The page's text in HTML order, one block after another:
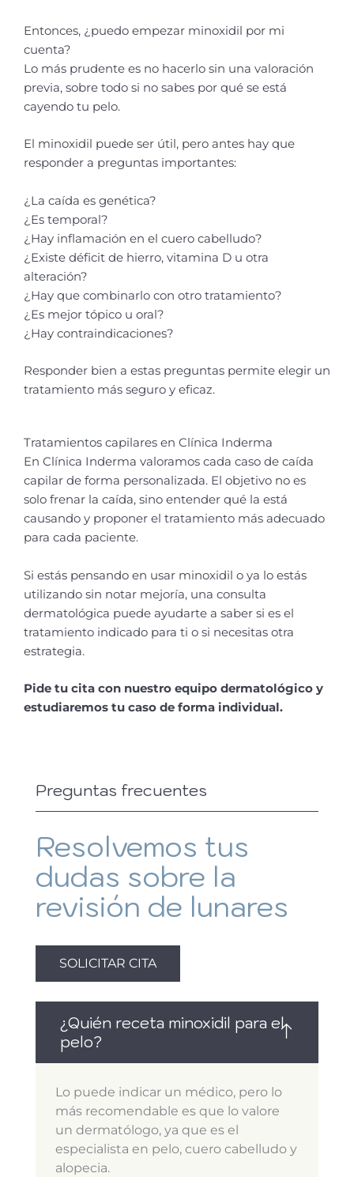
Entonces, ¿puedo empezar minoxidil por mi
cuenta?
Lo más prudente es no hacerlo sin una valoración
previa, sobre todo si no sabes por qué se está
cayendo tu pelo.
El minoxidil puede ser útil, pero antes hay que
responder a preguntas importantes:
¿La caída es genética?
¿Es temporal?
¿Hay inflamación en el cuero cabelludo?
¿Existe déficit de hierro, vitamina D u otra
alteración?
¿Hay que combinarlo con otro tratamiento?
¿Es mejor tópico u oral?
¿Hay contraindicaciones?
Responder bien a estas preguntas permite elegir un
tratamiento más seguro y eficaz.
Tratamientos capilares en Clínica Inderma
En Clínica Inderma valoramos cada caso de caída
capilar de forma personalizada. El objetivo no es
solo frenar la caída, sino entender qué la está
causando y proponer el tratamiento más adecuado
para cada paciente.
Si estás pensando en usar minoxidil o ya lo estás
utilizando sin notar mejoría, una consulta
dermatológica puede ayudarte a saber si es el
tratamiento indicado para ti o si necesitas otra
estrategia.
Pide tu cita con nuestro equipo dermatológico y
estudiaremos tu caso de forma individual.
Preguntas frecuentes
Resolvemos tus
dudas sobre la
revisión de lunares
SOLICITAR CITA
¿Quién receta minoxidil para el
pelo?
Lo puede indicar un médico, pero lo
más recomendable es que lo valore
un dermatólogo, ya que es el
especialista en pelo, cuero cabelludo y
alopecia.